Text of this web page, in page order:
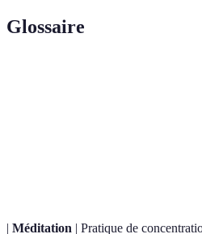
Glossaire
| Méditation | Pratique de